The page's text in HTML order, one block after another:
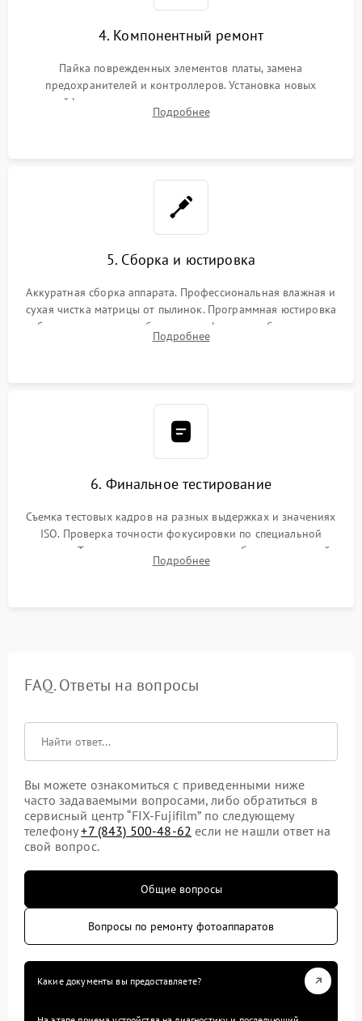
4. Компонентный ремонт
Пайка поврежденных элементов платы, замена
предохранителей и контроллеров. Установка новых
шлейфов, дисплея, механизма затвора или двигателя
автофокуса. Восстановление геометрии тубуса объектива
Подробнее
5. Сборка и юстировка
Аккуратная сборка аппарата. Профессиональная влажная и
сухая чистка матрицы от пылинок. Программная юстировка
рабочего отрезка, калибровка автофокуса, стабилизатора и
экспозамера с помощью сервисного ПО.
Подробнее
6. Финальное тестирование
Съемка тестовых кадров на разных выдержках и значениях
ISO. Проверка точности фокусировки по специальной
мишени. Тест записи на карту памяти, работы встроенной
вспышки, микрофона и всех кнопок управления.
Подробнее
FAQ. Ответы на вопросы
Вы можете ознакомиться с приведенными ниже
часто задаваемыми вопросами, либо обратиться в
сервисный центр “FIX-Fujifilm” по следующему
телефону+7 (843) 500-48-62 если не нашли ответ на
свой вопрос.
Общие вопросы
Вопросы по ремонту фотоаппаратов
Какие документы вы предоставляете?